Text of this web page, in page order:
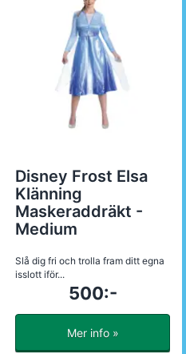
Disney Frost Elsa
Klänning
Maskeraddräkt -
Medium
Slå dig fri och trolla fram ditt egna
isslott iför...
500:-
Mer info »